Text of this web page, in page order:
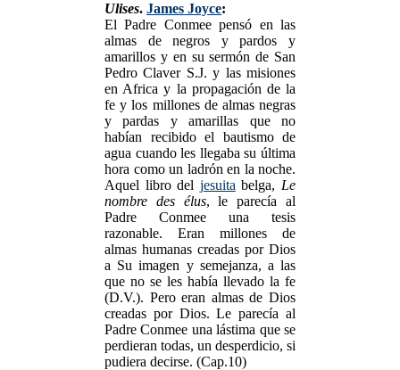
Ulises. James Joyce:
El Padre Conmee pensó en las
almas de negros y pardos y
amarillos y en su sermón de San
Pedro Claver S.J. y las misiones
en Africa y la propagación de la
fe y los millones de almas negras
y pardas y amarillas que no
habían recibido el bautismo de
agua cuando les llegaba su última
hora como un ladrón en la noche.
Aquel libro del jesuita belga, Le
nombre des élus, le parecía al
Padre Conmee una tesis
razonable. Eran millones de
almas humanas creadas por Dios
a Su imagen y semejanza, a las
que no se les había llevado la fe
(D.V.). Pero eran almas de Dios
creadas por Dios. Le parecía al
Padre Conmee una lástima que se
perdieran todas, un desperdicio, si
pudiera decirse. (Cap.10)